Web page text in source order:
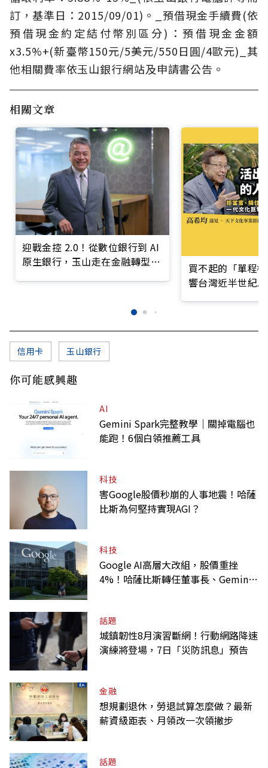
訂，基準日：2015/09/01)。_預借現金手續費(依
預借現金約定結付幣別區分)：預借現金金額
x3.5%+(新臺幣150元/5美元/550日圓/4歐元)_其
他相關費率依玉山銀行網站及申請書公告。
相關文章
迎戰金控 2.0！從數位銀行到 AI
原生銀行，玉山走在金融轉型最
買不起的「單程
響台灣近半世紀
信用卡 玉山銀行
你可能感興趣
AI
Gemini Spark完整教學｜關掉電腦也
能跑！6個白領推薦工具
科技
害Google股價秒崩的人事地震！哈薩
比斯為何堅持實現AGI？
科技
Google AI高層大改組，股價重挫
4%！哈薩比斯轉任董事長、Gemini
話題
城鎮韌性8月演習斷網！行動網路降速
演練將登場，7日「災防訊息」預告
金融
想規劃退休，勞退試算怎麼做？最新
薪資級距表、月領改一次領撇步
話題